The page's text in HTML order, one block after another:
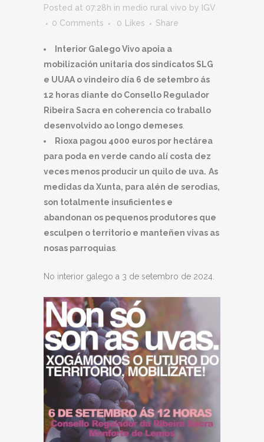
Posted at 07:28h in medio rural vivo by IGV
0 Comments
0 Likes Share
Interior Galego Vivo apoia a
mobilización unitaria dos sindicatos SLG
e UUAA o vindeiro día 6 de setembro ás
12 horas diante do Consello Regulador
Ribeira Sacra en coherencia co traballo
desenvolvido ao longo demeses.
Rioxa pagou 4000 euros por hectárea
para poda en verde cando alí costa dez
veces menos producir un quilo de uva. As
medidas da Xunta, para alén de serodias,
son totalmente insuficientes e
abandonan os pequenos produtores que
esculpen o territorio e manteñen vivas as
nosas parroquias.
No interior galego a 3 de setembro de 2024.